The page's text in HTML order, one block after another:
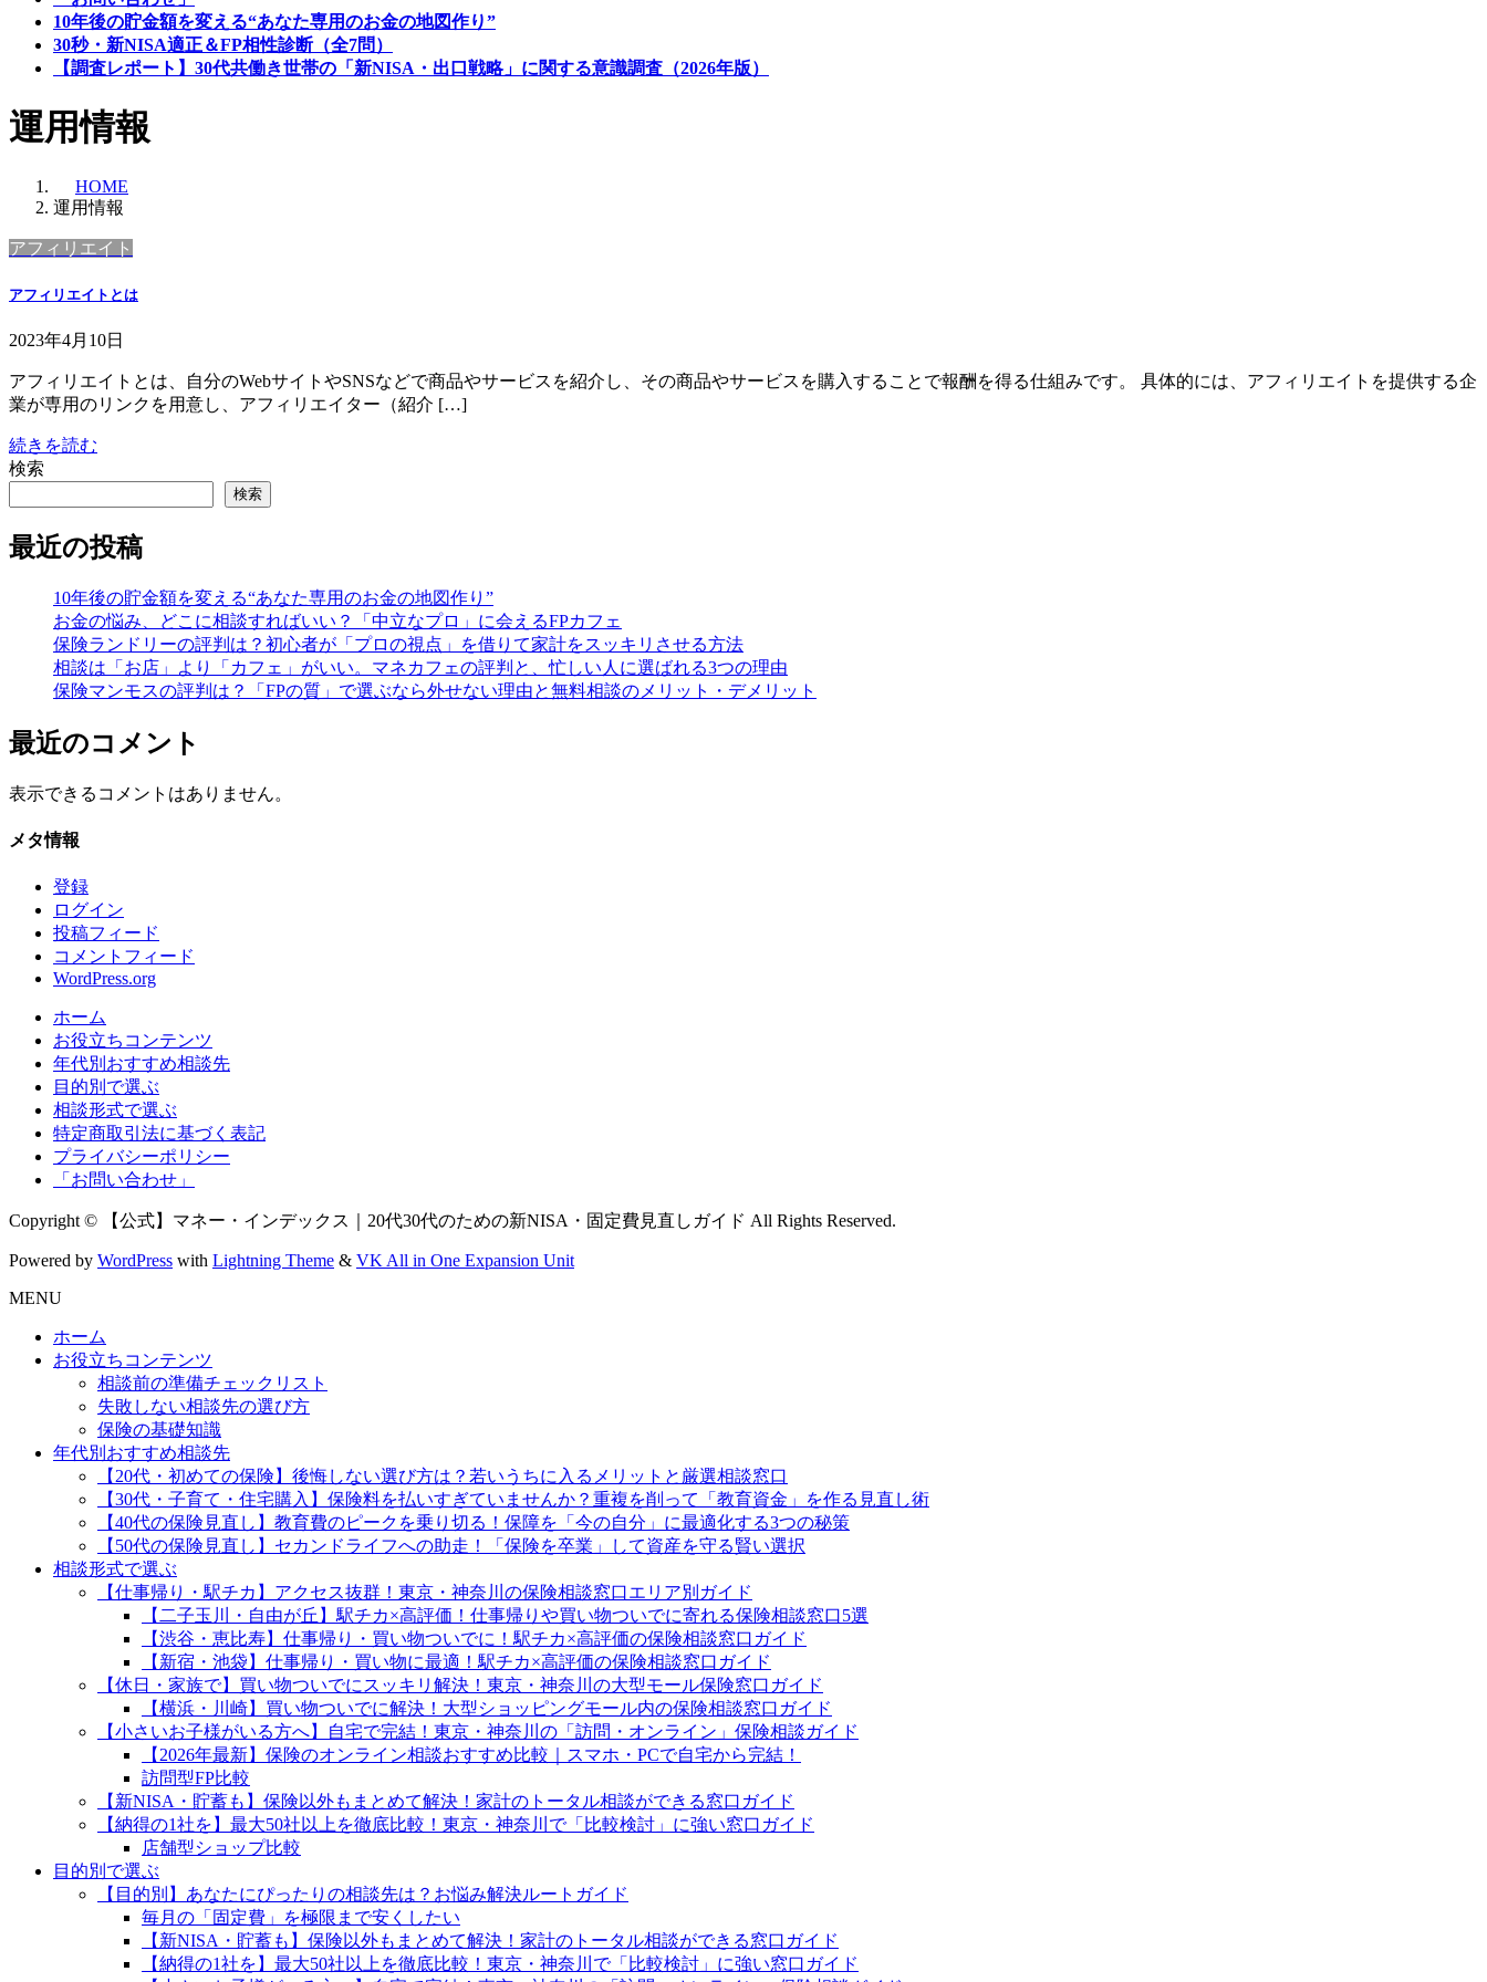
10年後の貯金額を変える“あなた専用のお金の地図作り”
30秒・新NISA適正＆FP相性診断（全7問）
【調査レポート】30代共働き世帯の「新NISA・出口戦略」に関する意識調査（2026年版）
運用情報
HOME
運用情報
アフィリエイト
アフィリエイトとは
2023年4月10日
アフィリエイトとは、自分のWebサイトやSNSなどで商品やサービスを紹介し、その商品やサービスを購入することで報酬を得る仕組みです。 具体的には、アフィリエイトを提供する企
業が専用のリンクを用意し、アフィリエイター（紹介 […]
続きを読む
検索
検索
最近の投稿
10年後の貯金額を変える“あなた専用のお金の地図作り”
お金の悩み、どこに相談すればいい？「中立なプロ」に会えるFPカフェ
保険ランドリーの評判は？初心者が「プロの視点」を借りて家計をスッキリさせる方法
相談は「お店」より「カフェ」がいい。マネカフェの評判と、忙しい人に選ばれる3つの理由
保険マンモスの評判は？「FPの質」で選ぶなら外せない理由と無料相談のメリット・デメリット
最近のコメント
表示できるコメントはありません。
メタ情報
登録
ログイン
投稿フィード
コメントフィード
WordPress.org
ホーム
お役立ちコンテンツ
年代別おすすめ相談先
目的別で選ぶ
相談形式で選ぶ
特定商取引法に基づく表記
プライバシーポリシー
「お問い合わせ」
Copyright © 【公式】マネー・インデックス｜20代30代のための新NISA・固定費見直しガイド All Rights Reserved.
Powered by WordPress with Lightning Theme & VK All in One Expansion Unit
MENU
ホーム
お役立ちコンテンツ
相談前の準備チェックリスト
失敗しない相談先の選び方
保険の基礎知識
年代別おすすめ相談先
【20代・初めての保険】後悔しない選び方は？若いうちに入るメリットと厳選相談窓口
【30代・子育て・住宅購入】保険料を払いすぎていませんか？重複を削って「教育資金」を作る見直し術
【40代の保険見直し】教育費のピークを乗り切る！保障を「今の自分」に最適化する3つの秘策
【50代の保険見直し】セカンドライフへの助走！「保険を卒業」して資産を守る賢い選択
相談形式で選ぶ
【仕事帰り・駅チカ】アクセス抜群！東京・神奈川の保険相談窓口エリア別ガイド
【二子玉川・自由が丘】駅チカ×高評価！仕事帰りや買い物ついでに寄れる保険相談窓口5選
【渋谷・恵比寿】仕事帰り・買い物ついでに！駅チカ×高評価の保険相談窓口ガイド
【新宿・池袋】仕事帰り・買い物に最適！駅チカ×高評価の保険相談窓口ガイド
【休日・家族で】買い物ついでにスッキリ解決！東京・神奈川の大型モール保険窓口ガイド
【横浜・川崎】買い物ついでに解決！大型ショッピングモール内の保険相談窓口ガイド
【小さいお子様がいる方へ】自宅で完結！東京・神奈川の「訪問・オンライン」保険相談ガイド
【2026年最新】保険のオンライン相談おすすめ比較｜スマホ・PCで自宅から完結！
訪問型FP比較
【新NISA・貯蓄も】保険以外もまとめて解決！家計のトータル相談ができる窓口ガイド
【納得の1社を】最大50社以上を徹底比較！東京・神奈川で「比較検討」に強い窓口ガイド
店舗型ショップ比較
目的別で選ぶ
【目的別】あなたにぴったりの相談先は？お悩み解決ルートガイド
毎月の「固定費」を極限まで安くしたい
【新NISA・貯蓄も】保険以外もまとめて解決！家計のトータル相談ができる窓口ガイド
【納得の1社を】最大50社以上を徹底比較！東京・神奈川で「比較検討」に強い窓口ガイド